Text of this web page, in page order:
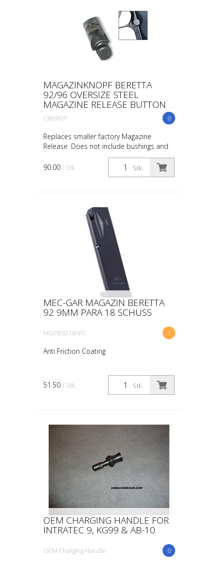
MAGAZINKNOPF BERETTA
92/96 OVERSIZE STEEL
MAGAZINE RELEASE BUTTON
0
C86992P
Replaces smaller factory Magazine
Release. Does not include bushings and
spring. Requires re-use of your bushings
and spring. fits both Models 92 and 96.
Stk.
90.00 / Stk.
MEC-GAR MAGAZIN BERETTA
92 9MM PARA 18 SCHUSS
1
MGPB9218AFC
Anti Friction Coating
Stk.
51.50 / Stk.
OEM CHARGING HANDLE FOR
INTRATEC 9, KG99 & AB-10
0
OEM Charging Handle